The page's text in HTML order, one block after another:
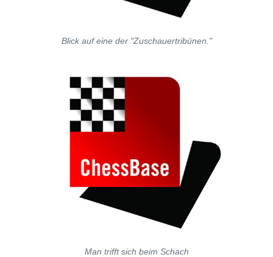
Blick auf eine der "Zuschauertribünen."
Man trifft sich beim Schach